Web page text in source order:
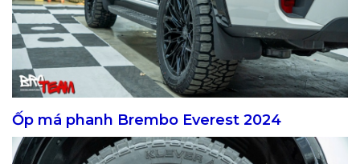
Ốp má phanh Brembo Everest 2024